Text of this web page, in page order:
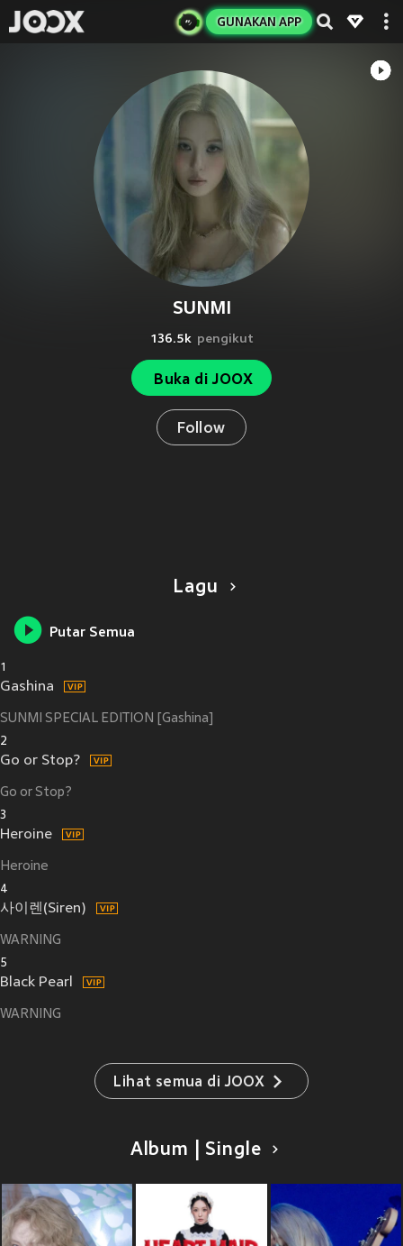
GUNAKAN APP
SUNMI
136.5k pengikut
Buka di JOOX
Follow
Lagu
Putar Semua
1
Gashina
SUNMI SPECIAL EDITION [Gashina]
2
Go or Stop?
Go or Stop?
3
Heroine
Heroine
4
사이렌(Siren)
WARNING
5
Black Pearl
WARNING
Lihat semua di JOOX
Album | Single